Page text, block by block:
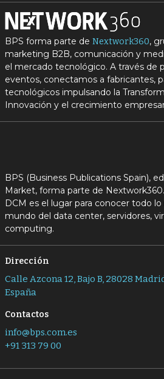
BPS forma parte de Nextwork360,
marketing B2B, comunicación y
el mercado tecnológico. A través de
eventos, conectamos a fabricantes,
tecnológicos impulsando la
Innovación y el crecimiento
BPS (Business Publications Spain),
Market, forma parte de Nextwork360.
DCM es el lugar para conocer todo lo
mundo del data center, servidores,
computing.
Dirección
Calle Azcona 12, Bajo B, 28028
España
Contactos
info@bps.com.es
+91 313 79 00